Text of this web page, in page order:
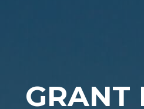
GRANT